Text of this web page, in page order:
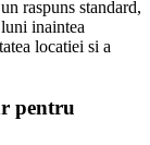
raspuns standard,
inaintea
locatiei si a
pentru